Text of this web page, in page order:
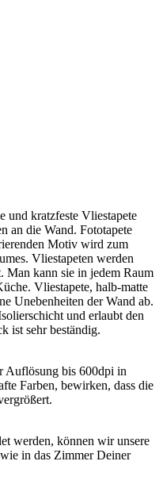
und kratzfeste Vliestapete
an die Wand. Fototapete
Motiv wird zum
Vliestapeten werden
Man kann sie in jedem Raum
Vliestapete, halb-matte
Unebenheiten der Wand ab.
und erlaubt den
ist sehr beständig.
Auflösung bis 600dpi in
Farben, bewirken, dass die
werden, können wir unsere
in das Zimmer Deiner